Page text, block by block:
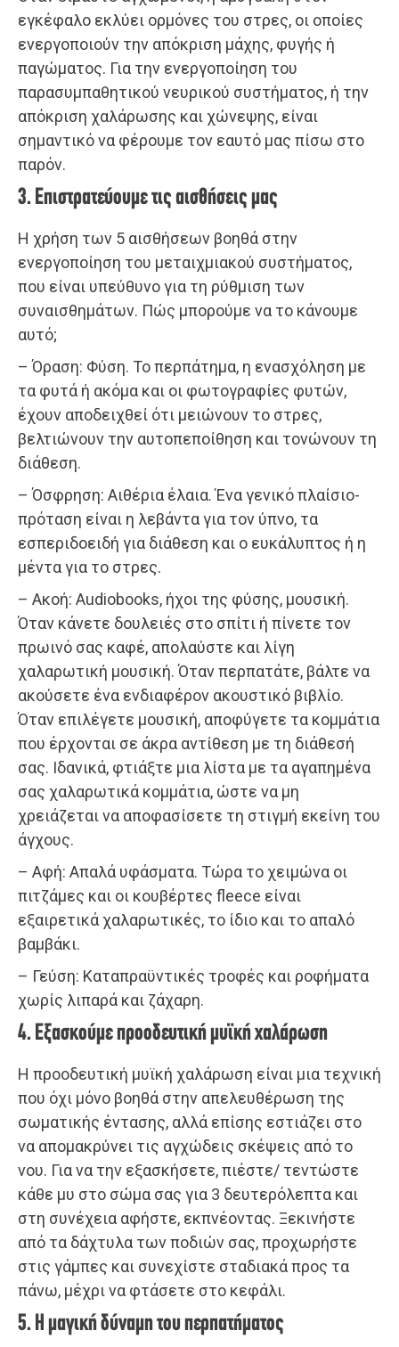
εγκέφαλο εκλύει ορμόνες του στρες, οι οποίες
ενεργοποιούν την απόκριση μάχης, φυγής ή
παγώματος. Για την ενεργοποίηση του
παρασυμπαθητικού νευρικού συστήματος, ή την
απόκριση χαλάρωσης και χώνεψης, είναι
σημαντικό να φέρουμε τον εαυτό μας πίσω στο
παρόν.
3. Επιστρατεύουμε τις αισθήσεις μας
Η χρήση των 5 αισθήσεων βοηθά στην
ενεργοποίηση του μεταιχμιακού συστήματος,
που είναι υπεύθυνο για τη ρύθμιση των
συναισθημάτων. Πώς μπορούμε να το κάνουμε
αυτό;
– Όραση: Φύση. Το περπάτημα, η ενασχόληση με
τα φυτά ή ακόμα και οι φωτογραφίες φυτών,
έχουν αποδειχθεί ότι μειώνουν το στρες,
βελτιώνουν την αυτοπεποίθηση και τονώνουν τη
διάθεση.
– Όσφρηση: Αιθέρια έλαια. Ένα γενικό πλαίσιο-
πρόταση είναι η λεβάντα για τον ύπνο, τα
εσπεριδοειδή για διάθεση και ο ευκάλυπτος ή η
μέντα για το στρες.
– Ακοή: Audiobooks, ήχοι της φύσης, μουσική.
Όταν κάνετε δουλειές στο σπίτι ή πίνετε τον
πρωινό σας καφέ, απολαύστε και λίγη
χαλαρωτική μουσική. Όταν περπατάτε, βάλτε να
ακούσετε ένα ενδιαφέρον ακουστικό βιβλίο.
Όταν επιλέγετε μουσική, αποφύγετε τα κομμάτια
που έρχονται σε άκρα αντίθεση με τη διάθεσή
σας. Ιδανικά, φτιάξτε μια λίστα με τα αγαπημένα
σας χαλαρωτικά κομμάτια, ώστε να μη
χρειάζεται να αποφασίσετε τη στιγμή εκείνη του
άγχους.
– Αφή: Απαλά υφάσματα. Τώρα το χειμώνα οι
πιτζάμες και οι κουβέρτες fleece είναι
εξαιρετικά χαλαρωτικές, το ίδιο και το απαλό
βαμβάκι.
– Γεύση: Καταπραϋντικές τροφές και ροφήματα
χωρίς λιπαρά και ζάχαρη.
4. Εξασκούμε προοδευτική μυϊκή χαλάρωση
Η προοδευτική μυϊκή χαλάρωση είναι μια τεχνική
που όχι μόνο βοηθά στην απελευθέρωση της
σωματικής έντασης, αλλά επίσης εστιάζει στο
να απομακρύνει τις αγχώδεις σκέψεις από το
νου. Για να την εξασκήσετε, πιέστε/ τεντώστε
κάθε μυ στο σώμα σας για 3 δευτερόλεπτα και
στη συνέχεια αφήστε, εκπνέοντας. Ξεκινήστε
από τα δάχτυλα των ποδιών σας, προχωρήστε
στις γάμπες και συνεχίστε σταδιακά προς τα
πάνω, μέχρι να φτάσετε στο κεφάλι.
5. Η μαγική δύναμη του περπατήματος